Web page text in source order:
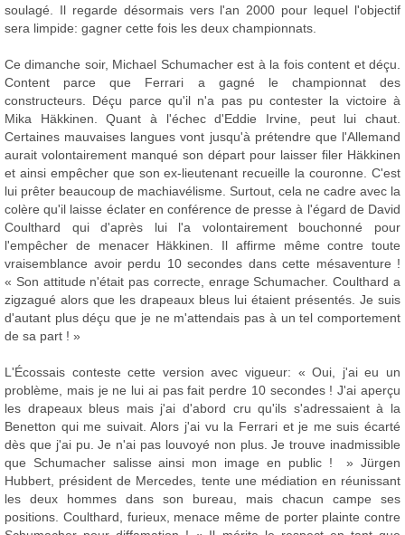
soulagé. Il regarde désormais vers l'an 2000 pour lequel l'objectif
sera limpide: gagner cette fois les deux championnats.
Ce dimanche soir, Michael Schumacher est à la fois content et déçu.
Content parce que Ferrari a gagné le championnat des
constructeurs. Déçu parce qu'il n'a pas pu contester la victoire à
Mika Häkkinen. Quant à l'échec d'Eddie Irvine, peut lui chaut.
Certaines mauvaises langues vont jusqu'à prétendre que l'Allemand
aurait volontairement manqué son départ pour laisser filer Häkkinen
et ainsi empêcher que son ex-lieutenant recueille la couronne. C'est
lui prêter beaucoup de machiavélisme. Surtout, cela ne cadre avec la
colère qu'il laisse éclater en conférence de presse à l'égard de David
Coulthard qui d'après lui l'a volontairement bouchonné pour
l'empêcher de menacer Häkkinen. Il affirme même contre toute
vraisemblance avoir perdu 10 secondes dans cette mésaventure !
« Son attitude n'était pas correcte, enrage Schumacher. Coulthard a
zigzagué alors que les drapeaux bleus lui étaient présentés. Je suis
d'autant plus déçu que je ne m'attendais pas à un tel comportement
de sa part ! »
L'Écossais conteste cette version avec vigueur: « Oui, j'ai eu un
problème, mais je ne lui ai pas fait perdre 10 secondes ! J'ai aperçu
les drapeaux bleus mais j'ai d'abord cru qu'ils s'adressaient à la
Benetton qui me suivait. Alors j'ai vu la Ferrari et je me suis écarté
dès que j'ai pu. Je n'ai pas louvoyé non plus. Je trouve inadmissible
que Schumacher salisse ainsi mon image en public ! » Jürgen
Hubbert, président de Mercedes, tente une médiation en réunissant
les deux hommes dans son bureau, mais chacun campe ses
positions. Coulthard, furieux, menace même de porter plainte contre